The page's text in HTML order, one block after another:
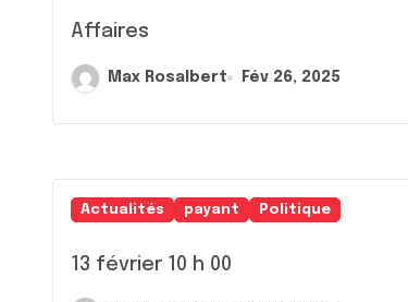
Affaires
Max Rosalbert Fév 26, 2025
Actualités payant Politique
13 février 10 h 00